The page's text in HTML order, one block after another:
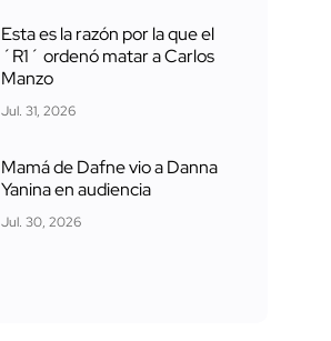
Esta es la razón por la que el
´R1´ ordenó matar a Carlos
Manzo
Jul. 31, 2026
Mamá de Dafne vio a Danna
Yanina en audiencia
Jul. 30, 2026